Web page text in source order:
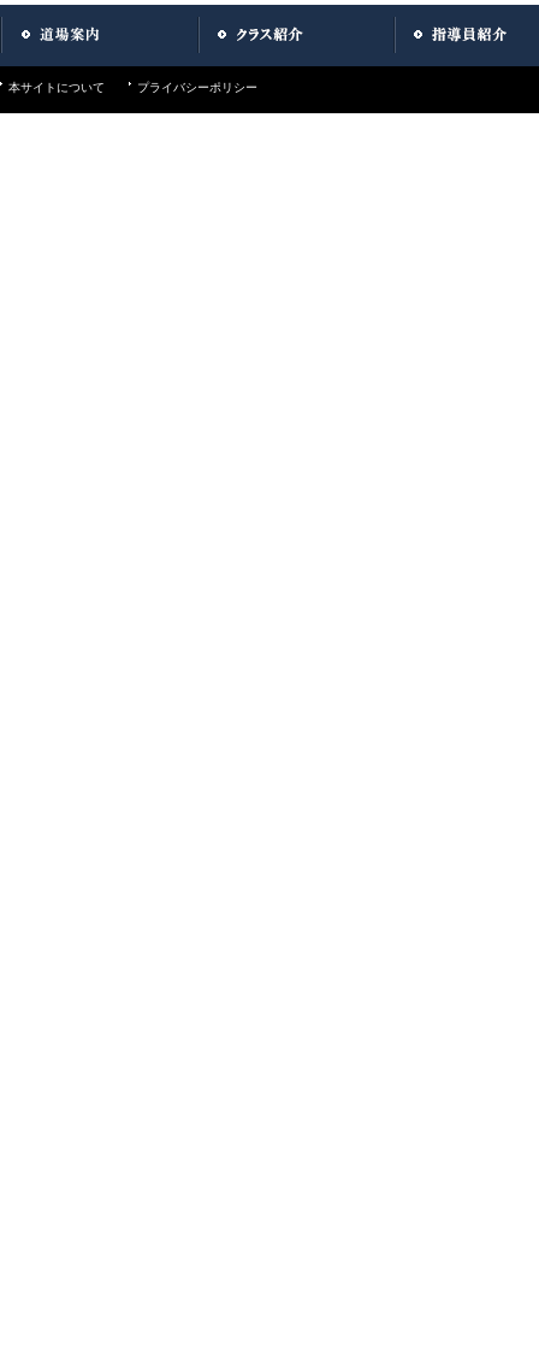
本サイトについて プライバシーポリシー